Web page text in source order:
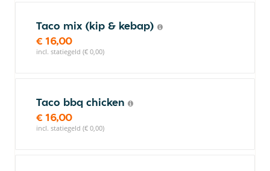
Taco mix (kip & kebap)
€ 16,00
incl. statiegeld (€ 0,00)
Taco bbq chicken
€ 16,00
incl. statiegeld (€ 0,00)